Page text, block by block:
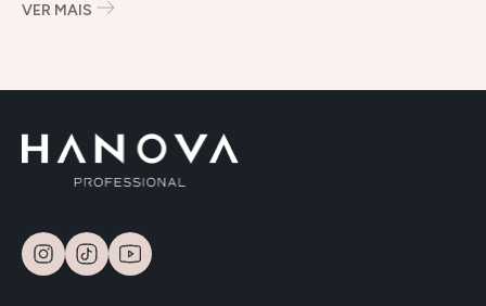
VER MAIS